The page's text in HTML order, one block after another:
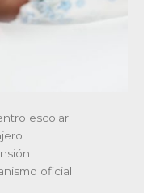
escolar
oficial